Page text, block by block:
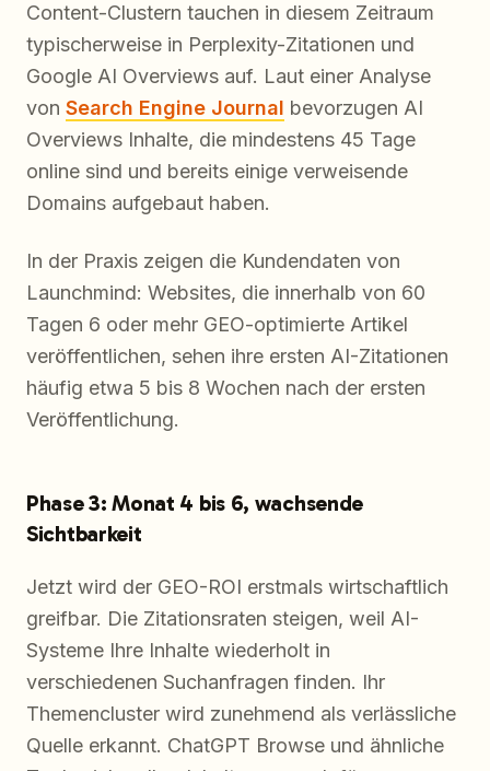
Content-Clustern tauchen in diesem Zeitraum
typischerweise in Perplexity-Zitationen und
Google AI Overviews auf. Laut einer Analyse
von Search Engine Journal bevorzugen AI
Overviews Inhalte, die mindestens 45 Tage
online sind und bereits einige verweisende
Domains aufgebaut haben.
In der Praxis zeigen die Kundendaten von
Launchmind: Websites, die innerhalb von 60
Tagen 6 oder mehr GEO-optimierte Artikel
veröffentlichen, sehen ihre ersten AI-Zitationen
häufig etwa 5 bis 8 Wochen nach der ersten
Veröffentlichung.
Phase 3: Monat 4 bis 6, wachsende
Sichtbarkeit
Jetzt wird der GEO-ROI erstmals wirtschaftlich
greifbar. Die Zitationsraten steigen, weil AI-
Systeme Ihre Inhalte wiederholt in
verschiedenen Suchanfragen finden. Ihr
Themencluster wird zunehmend als verlässliche
Quelle erkannt. ChatGPT Browse und ähnliche